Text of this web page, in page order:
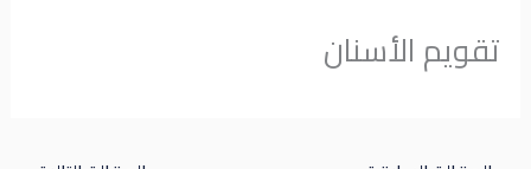
تقويم الأسنان